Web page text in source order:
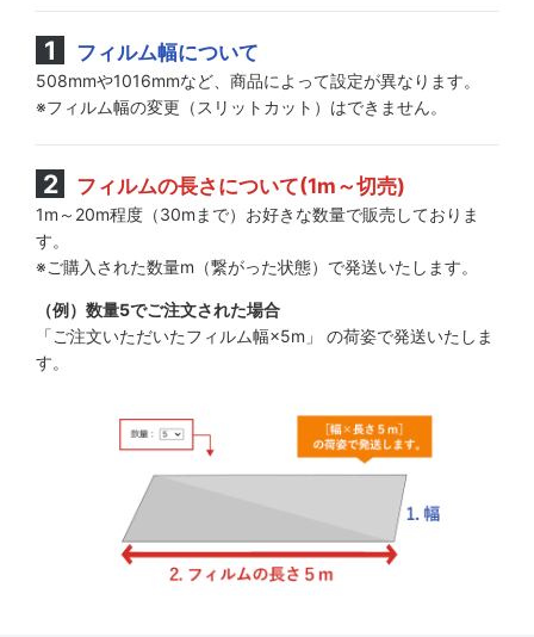
フィルム幅について
508mmや1016mmなど、商品によって設定が異なります。
※フィルム幅の変更（スリットカット）はできません。
フィルムの長さについて(1m～切売)
1m～20m程度（30mまで）お好きな数量で販売しておりま
す。
※ご購入された数量m（繋がった状態）で発送いたします。
（例）数量5でご注文された場合
「ご注文いただいたフィルム幅×5m」 の荷姿で発送いたしま
す。